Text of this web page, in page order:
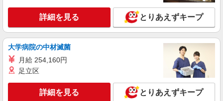
キープ 詳細を見る
派遣社員
LAPI-Staff株式会社 関西エリア/軽作業
おもちゃ・玩具などの仕分け・シール貼り・梱
時給1,750円以上（深夜手当含む）＋交通費全
額支給 ◆月収例 308,000円 （夜勤シフト 21時〜
詳細を見る とりあえずキープ
大学病院の中材滅菌
月給 254,160円
足立区
詳細を見る とりあえずキープ